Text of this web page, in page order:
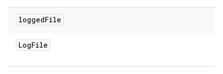
loggedFile
LogFile